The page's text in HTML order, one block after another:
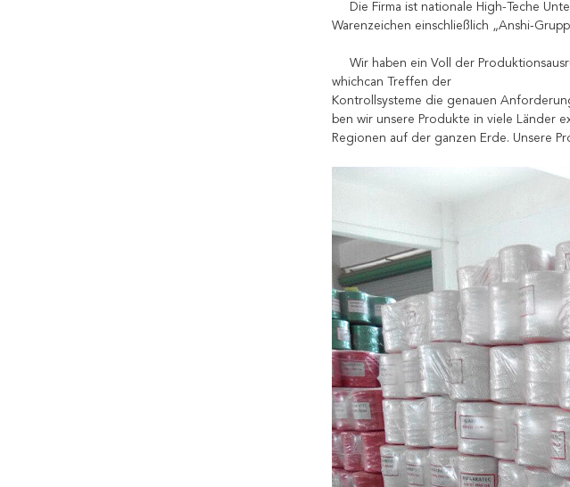
Die Firma ist nationale High-Teche
Warenzeichen einschließlich „Anshi-
Wir haben ein Voll der
whichcan Treffen der
Kontrollsysteme die genauen
ben wir unsere Produkte in viele Länder
Regionen auf der ganzen Erde. Unsere